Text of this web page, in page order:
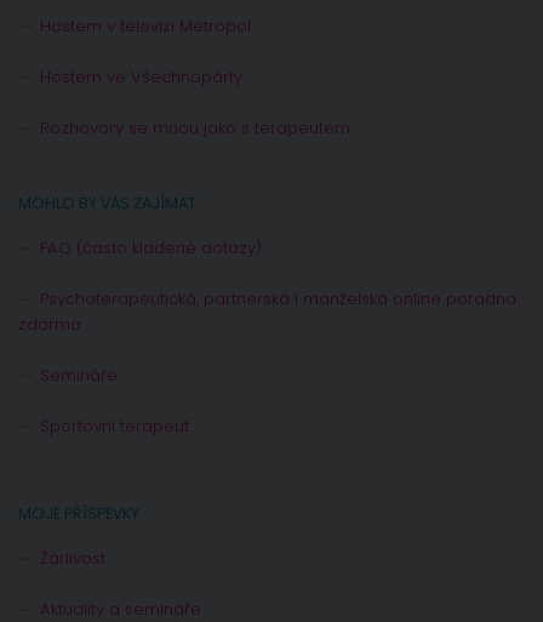
Hostem v televizi Metropol
Hostem ve Všechnopárty
Rozhovory se mnou jako s terapeutem
MOHLO BY VÁS ZAJÍMAT
FAQ (často kladené dotazy)
Psychoterapeutická, partnerská i manželská online poradna
zdarma
Semináře
Sportovní terapeut
MOJE PŘÍSPĚVKY
Žárlivost
Aktuality a semináře